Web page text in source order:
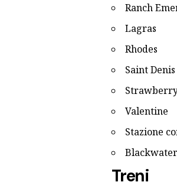
Ranch
Lagras
Rhodes
Saint Denis
Valentine
Stazione
Blackwater
Treni